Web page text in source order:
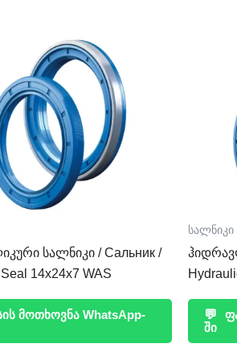
სალნიკი / Сальник /
14x24x7 WAS
მოთხოვნა WhatsApp-
სალნიკი
💬
ში